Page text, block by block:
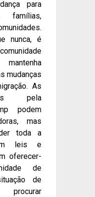
para
famílias,
nunca, é
mudanças
As
pela
podem
mas
toda a
leis e
oferecer-
de
de